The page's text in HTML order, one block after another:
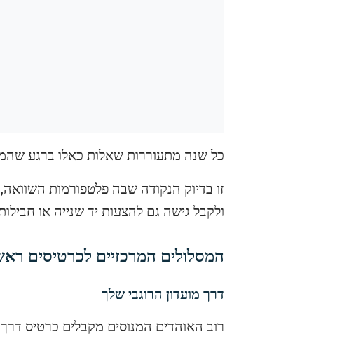
כל שנה מתעוררות שאלות כאלו ברגע
זו בדיוק הנקודה שבה פלטפורמות
ולקבל גישה גם להצעות יד שנייה או
המסלולים המרכזיים לכרטיסים
דרך מועדון הרוגבי שלך
רוב האוהדים המנוסים מקבלים כרטיס